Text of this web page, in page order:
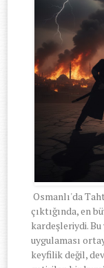
Osmanlı'da
çıktığında, en
kardeşleriydi. Bu
uygulaması
keyfilik değil,